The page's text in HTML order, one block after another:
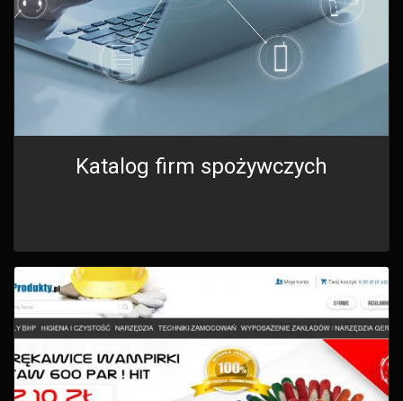
Katalog firm spożywczych